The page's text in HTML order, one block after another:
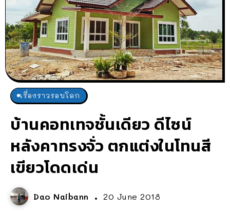
เรื่องราวรอบโลก
บ้านคอทเทจชั้นเดียว ดีไซน์
หลังคาทรงจั่ว ตกแต่งในโทนสี
เขียวโดดเด่น
Dao Naibann 20 June 2018